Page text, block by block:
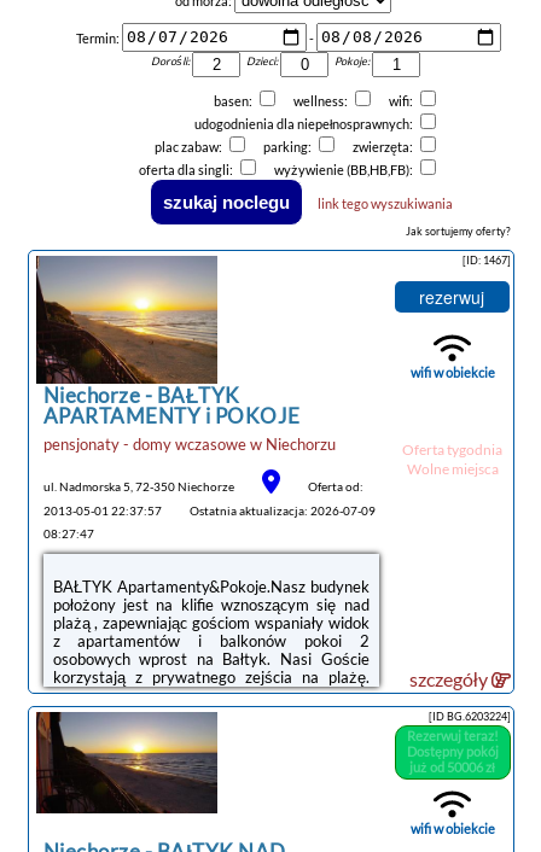
Termin: -
Dorośli: Dzieci: Pokoje:
basen: wellness:
wifi:
udogodnienia dla niepełnosprawnych:
plac zabaw:
parking:
zwierzęta:
oferta dla singli:
wyżywienie (BB,HB,FB):
link tego wyszukiwania
Jak sortujemy oferty?
noclegi Niechorze
tanie noclegi
Niechorze - BAŁTYK
APARTAMENTY i POKOJE
pensjonaty - domy wczasowew Niechorzu
ul. Nadmorska 5, 72-350 Niechorze
Oferta od:
2013-05-01 22:37:57
Ostatnia aktualizacja: 2026-07-09
08:27:47
BAŁTYK Apartamenty&Pokoje.Nasz budynek
położony jest na klifie wznoszącym się nad
plażą , zapewniając gościom wspaniały widok
z apartamentów i balkonów pokoi 2
osobowych wprost na Bałtyk. Nasi Goście
korzystają z prywatnego zejścia na plażę.
Teren wokół obiektu jest ogrodzony i
dozorowany. Często bywają u nas gwiazdy
ekranu i osoby znane publicznie, które
znajdują tu spokój i bezpieczeństwo. Do
dyspozycji Gości jest także sala klubowa,
bilard, letnia restauracja, sala imprezowo-
bankietowa.
Oferujemy apartamenty z widokiem na morze
[ID: 1467]
rezerwuj
wifi w obiekcie
Oferta tygodnia
Wolne miejsca
szczegóły
[ID BG.6203224]
Rezerwuj teraz!
Dostępny pokój
już od 50006 zł
wifi w obiekcie